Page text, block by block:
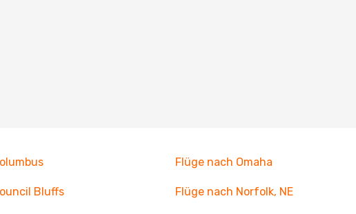
Flüge nach Omaha
Bluffs Flüge nach Norfolk, NE